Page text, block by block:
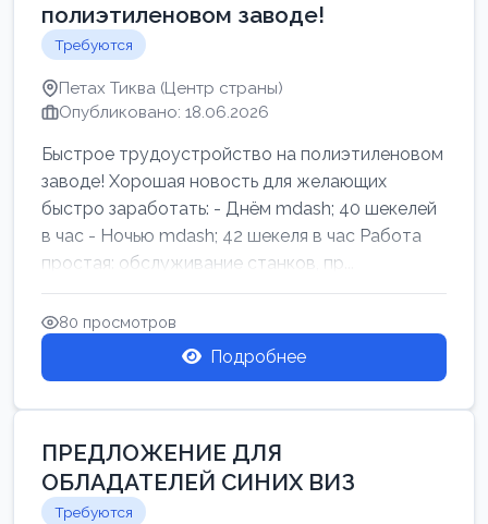
полиэтиленовом заводе!
Требуются
Петах Тиква (Центр страны)
Опубликовано: 18.06.2026
Быстрое трудоустройство на полиэтиленовом
заводе! Хорошая новость для желающих
быстро заработать: - Днём mdash; 40 шекелей
в час - Ночью mdash; 42 шекеля в час Работа
простая: обслуживание станков, пр...
80 просмотров
Подробнее
ПРЕДЛОЖЕНИЕ ДЛЯ
ОБЛАДАТЕЛЕЙ СИНИХ ВИЗ
Требуются